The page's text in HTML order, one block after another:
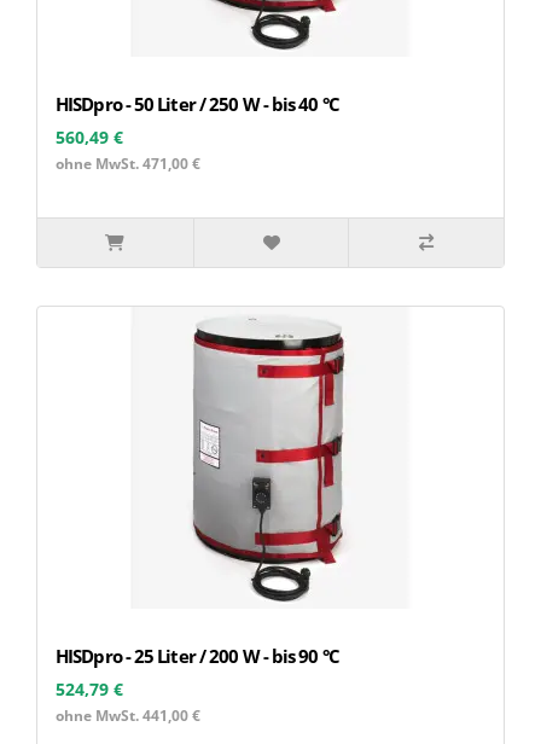
HISDpro - 50 Liter / 250 W - bis 40 °C
560,49 €
ohne MwSt. 471,00 €
HISDpro - 25 Liter / 200 W - bis 90 °C
524,79 €
ohne MwSt. 441,00 €